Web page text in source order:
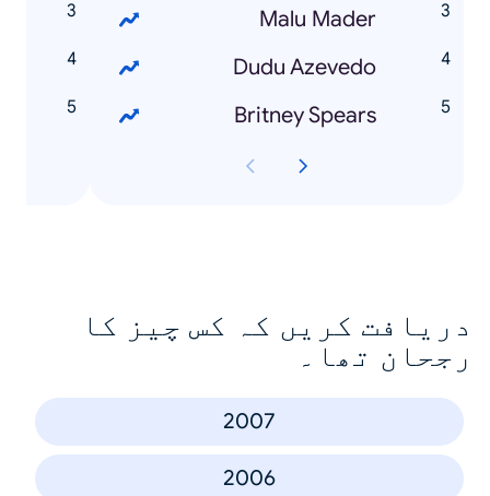
Malu Mader
Dudu Azevedo
Britney Spears
دریافت کریں کہ کس چیز کا
رجحان تھا۔
2007
2006